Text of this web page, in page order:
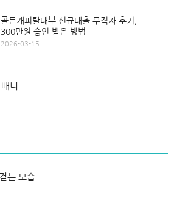
골든캐피탈대부 신규대출 무직자 후기,
300만원 승인 받은 방법
2026-03-15